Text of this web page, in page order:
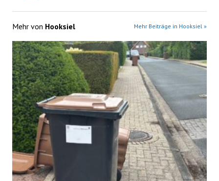
Mehr von Hooksiel Mehr Beiträge in Hooksiel »